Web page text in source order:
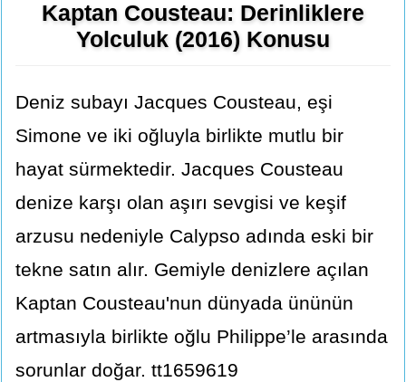
Kaptan Cousteau: Derinliklere
Yolculuk (2016) Konusu
Deniz subayı Jacques Cousteau, eşi
Simone ve iki oğluyla birlikte mutlu bir
hayat sürmektedir. Jacques Cousteau
denize karşı olan aşırı sevgisi ve keşif
arzusu nedeniyle Calypso adında eski bir
tekne satın alır. Gemiyle denizlere açılan
Kaptan Cousteau'nun dünyada ününün
artmasıyla birlikte oğlu Philippe’le arasında
sorunlar doğar. tt1659619